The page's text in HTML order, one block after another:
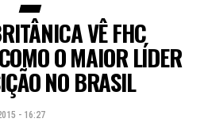
VÊ FHC
O MAIOR LÍDER
NO BRASIL
- 16:27